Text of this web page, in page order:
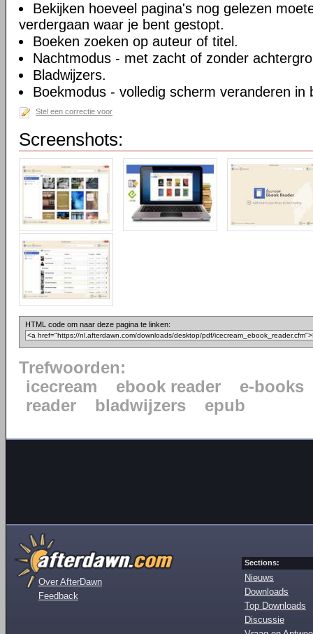
Bekijken hoeveel pagina's nog gelezen
verdergaan waar je bent gestopt.
Boeken zoeken op auteur of titel.
Nachtmodus - met zacht of zonder
Bladwijzers.
Boekmodus - volledig scherm veranderen in
Stel een correctie voor
Screenshots:
HTML code om naar deze pagina te linken:
Trefwoorden:
icecream
ebook reader
e-books
reader
bladwijzers epub
Over AfterDawn
Feedback
Sections:
Nieuws
Downloads
Top Downloads
Discussie